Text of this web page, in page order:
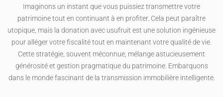
Imaginons un instant que vous puissiez transmettre votre
patrimoine tout en continuant à en profiter. Cela peut paraître
utopique, mais la donation avec usufruit est une solution ingénieuse
pour alléger votre fiscalité tout en maintenant votre qualité de vie.
Cette stratégie, souvent méconnue, mélange astucieusement
générosité et gestion pragmatique du patrimoine. Embarquons
dans le monde fascinant de la transmission immobilière intelligente.